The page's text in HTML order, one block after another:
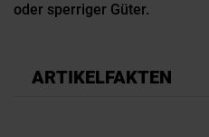
oder sperriger Güter.
ARTIKELFAKTEN